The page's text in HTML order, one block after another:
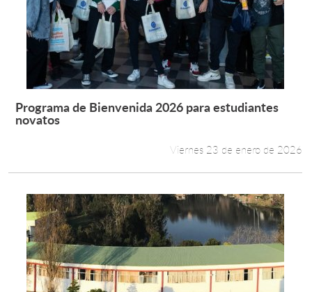
Leer más +
Programa de Bienvenida 2026 para estudiantes
novatos
Viernes 23 de enero de 2026